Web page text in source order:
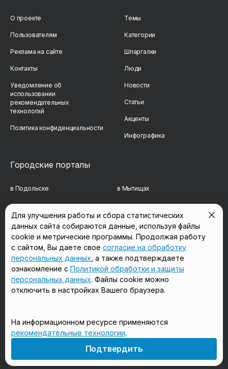
О проекте
Пользователям
Реклама на сайте
Контакты
Уведомление об
использовании
рекомендательных
технологий
Политика конфиденциальности
Темы
Категории
Шпаргалки
Люди
Новости
Статьи
Акценты
Инфографика
Городские порталы
в Подольске в Мытищах
в Сергиевом Посаде в Люберцах
в Красногорске в Королёве
в Домодедово в Щёлково
18+
Мы в соцсетях
Для улучшения работы и сбора статистических
данных сайта собираются данные, используя файлы
cookie и метрические программы. Продолжая работу
с сайтом, Вы даете свое согласие на обработку
персональных данных , а также подтверждаете
ознакомление с Политикой обработки и защиты
персональных данных. Файлы cookie можно
отключить в настройках Вашего браузера.
На информационном ресурсе применяются
рекомендательные технологии.
Подтвердить